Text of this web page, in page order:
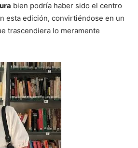
bien podría haber sido el centro
esta edición, convirtiéndose en un
trascendiera lo meramente